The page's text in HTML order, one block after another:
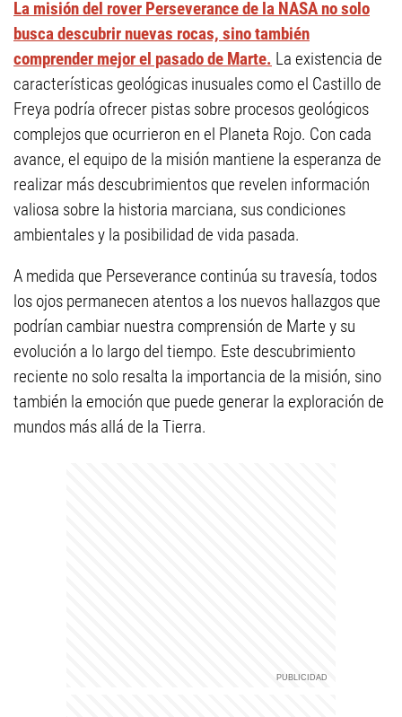
La misión del rover Perseverance de la NASA no solo
busca descubrir nuevas rocas, sino también
comprender mejor el pasado de Marte. La existencia de
características geológicas inusuales como el Castillo de
Freya podría ofrecer pistas sobre procesos geológicos
complejos que ocurrieron en el Planeta Rojo. Con cada
avance, el equipo de la misión mantiene la esperanza de
realizar más descubrimientos que revelen información
valiosa sobre la historia marciana, sus condiciones
ambientales y la posibilidad de vida pasada.
A medida que Perseverance continúa su travesía, todos
los ojos permanecen atentos a los nuevos hallazgos que
podrían cambiar nuestra comprensión de Marte y su
evolución a lo largo del tiempo. Este descubrimiento
reciente no solo resalta la importancia de la misión, sino
también la emoción que puede generar la exploración de
mundos más allá de la Tierra.